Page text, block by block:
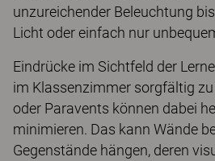
unzureichender Beleuchtung
Licht oder einfach nur
Eindrücke im Sichtfeld der
im Klassenzimmer sorgfältig
oder Paravents können dabei
minimieren. Das kann Wände
Gegenstände hängen, deren